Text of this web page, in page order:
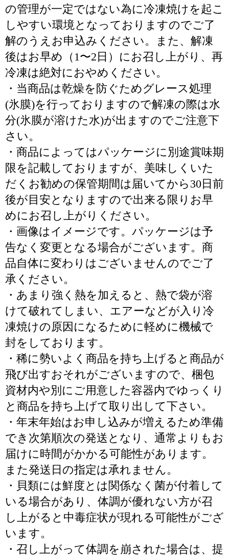
の管理が一定ではない為に冷凍焼けを起こ
しやすい環境となっておりますのでご了
解のうえお申込みください。また、解凍
後はお早め（1〜2日）にお召し上がり、再
冷凍は絶対におやめください。
・当商品は乾燥を防ぐためグレース処理
(氷膜)を行っておりますので解凍の際は水
分(氷膜が溶けた水)が出ますのでご注意下
さい。
・商品によってはパッケージに別途賞味期
限を記載しておりますが、美味しくいた
だくお勧めの保管期間は届いてから30日前
後が目安となりますので出来る限りお早
めにお召し上がりください。
・画像はイメージです。パッケージは予
告なく変更となる場合がございます。商
品自体に変わりはございませんのでご了
承ください。
・あまり強く熱を加えると、熱で袋が溶
けて破れてしまい、エアーなどが入り冷
凍焼けの原因になるために軽めに機械で
封をしております。
・稀に勢いよく商品を持ち上げると商品が
飛び出すおそれがございますので、梱包
資材内や別にご用意した容器内でゆっくり
と商品を持ち上げて取り出して下さい。
・年末年始はお申し込みが増えるため準備
でき次第順次の発送となり、通常よりもお
届けに時間がかかる可能性があります。
また発送日の指定は承れません。
・貝類には鮮度とは関係なく菌が付着して
いる場合があり、体調が優れない方が召
し上がると中毒症状が現れる可能性がござ
います。
・召し上がって体調を崩された場合は、提